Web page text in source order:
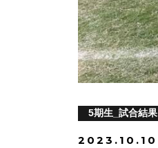
5期生_試合結果
2023.10.10